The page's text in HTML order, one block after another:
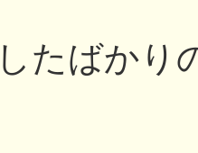
たばかり